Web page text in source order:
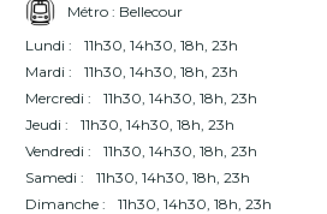
Métro : Bellecour
Lundi :
11h30, 14h30, 18h, 23h
Mardi :
11h30, 14h30, 18h, 23h
Mercredi :
11h30, 14h30, 18h, 23h
Jeudi :
11h30, 14h30, 18h, 23h
Vendredi :
11h30, 14h30, 18h, 23h
Samedi :
11h30, 14h30, 18h, 23h
Dimanche :
11h30, 14h30, 18h, 23h